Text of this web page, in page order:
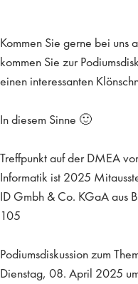
Kommen Sie gerne bei uns
kommen Sie zur
einen interessanten
In diesem Sinne 🙂
Treffpunkt auf der DMEA
Informatik ist 2025
ID Gmbh & Co. KGaA aus
105
Podiumsdiskussion zum
Dienstag, 08. April 2025